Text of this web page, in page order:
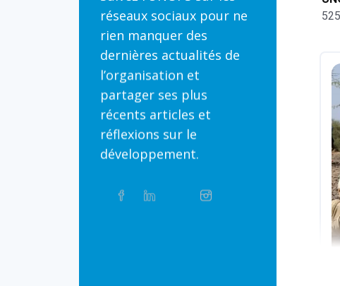
réseaux sociaux pour ne
rien manquer des
dernières actualités de
l’organisation et
partager ses plus
récents articles et
réflexions sur le
développement.
Partager
sur FacebookLinkedinTwitterInstagram